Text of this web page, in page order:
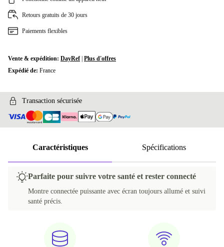
Retours gratuits de 30 jours
Paiements flexibles
Vente & expédition: DayRef| Plus d'offres
Expédié de: France
Transaction sécurisée
Caractéristiques Spécifications
Parfaite pour suivre votre santé et rester connecté
Montre connectée puissante avec écran toujours allumé et suivi
santé précis.